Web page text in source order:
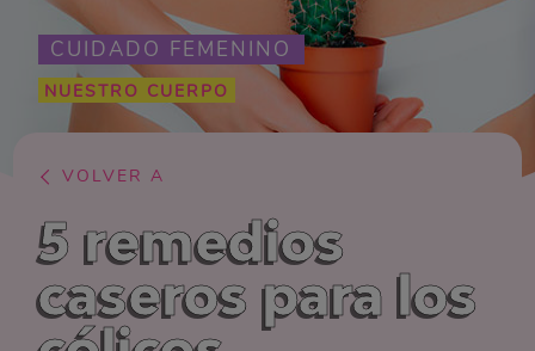
CUIDADO FEMENINO
NUESTRO CUERPO
VOLVER A
5 remedios
caseros para los